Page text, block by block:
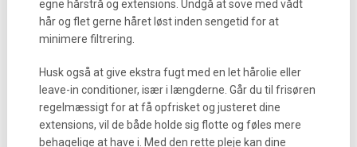
egne hårstrå og extensions. Undgå at sove med vådt
hår og flet gerne håret løst inden sengetid for at
minimere filtrering.
Husk også at give ekstra fugt med en let hårolie eller
leave-in conditioner, især i længderne. Går du til frisøren
regelmæssigt for at få opfrisket og justeret dine
extensions, vil de både holde sig flotte og føles mere
behagelige at have i. Med den rette pleje kan dine